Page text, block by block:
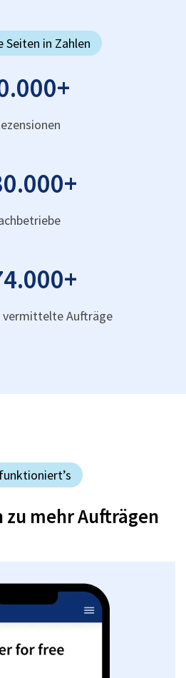
Seiten in Zahlen
+
+
+
vermittelte Aufträge
zu mehr Aufträgen